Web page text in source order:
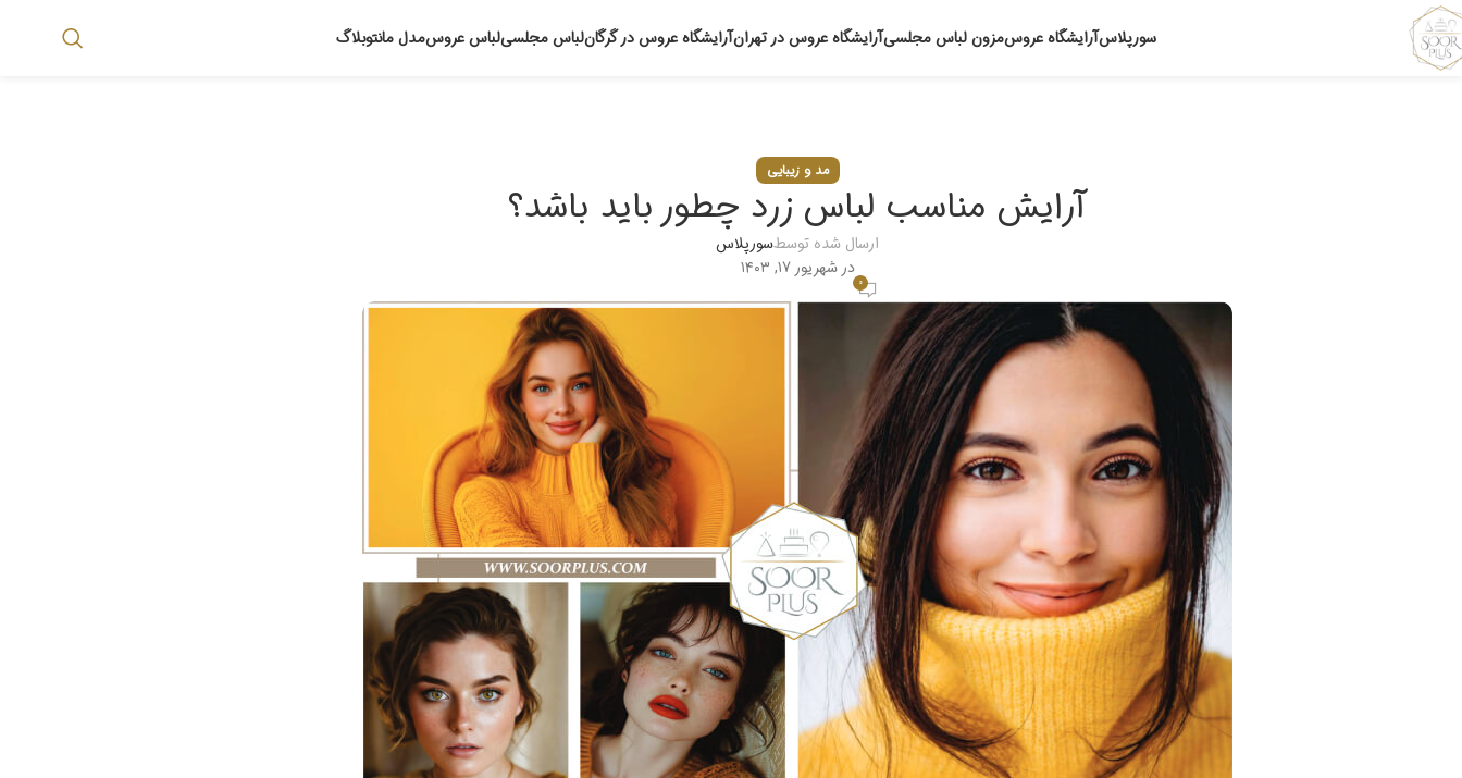
سورپلاسآرایشگاه عروسمزون لباس مجلسیآرایشگاه عروس در تهرانآرایشگاه عروس در گرگانلباس مجلسیلباس عروسمدل مانتوبلاگ
مد و زیبایی
آرایش مناسب لباس زرد چطور باید باشد؟
ارسال شده توسطسورپلاس
در شهریور ۱۷, ۱۴۰۳
۰